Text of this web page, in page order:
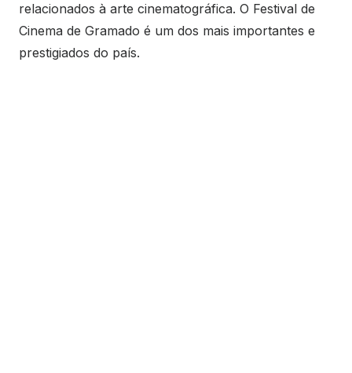
relacionados à arte cinematográfica. O Festival de
Cinema de Gramado é um dos mais importantes e
prestigiados do país.